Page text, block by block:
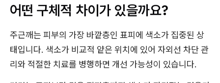
어떤 구체적 차이가 있을까요?
주근깨는 피부의 가장 바깥층인 표피에 색소가 집중된 상
태입니다. 색소가 비교적 얕은 위치에 있어 자외선 차단 관
리와 적절한 치료를 병행하면 개선 가능성이 있습니다.